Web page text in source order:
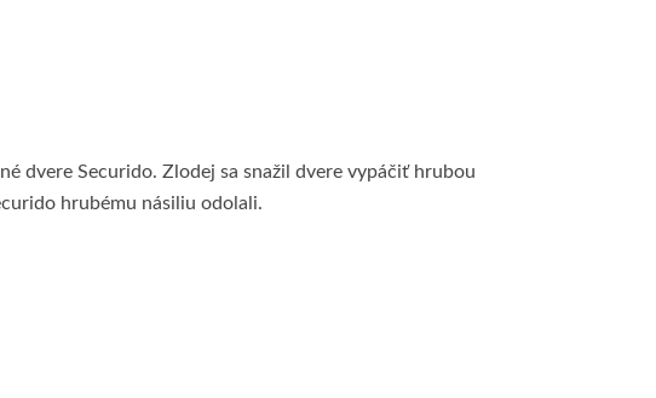
dvere Securido. Zlodej sa snažil dvere vypáčiť hrubou
hrubému násiliu odolali.